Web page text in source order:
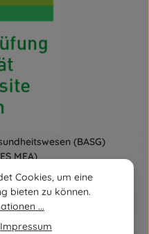
(BASG)
MEA)
Cookies, um eine
bieten zu können.
...
Impressum